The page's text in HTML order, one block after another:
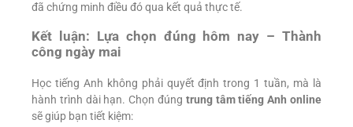
đã chứng minh điều đó qua kết quả thực tế.
Kết luận: Lựa chọn đúng hôm nay – Thành
công ngày mai
Học tiếng Anh không phải quyết định trong 1 tuần, mà là
hành trình dài hạn. Chọn đúng trung tâm tiếng Anh online
sẽ giúp bạn tiết kiệm: